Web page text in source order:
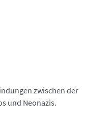
zwischen der
und Neonazis.